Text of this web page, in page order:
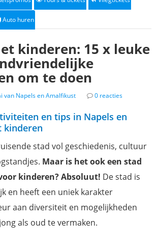
Auto huren
kinderen: 15 x leuke
om te doen
van Napels en Amalfikust 0 reacties
en tips in Napels en
kinderen
stad vol geschiedenis, cultuur
Maar is het ook een stad
kinderen? Absoluut! De stad is
en heeft een uniek karakter
aan diversiteit en mogelijkheden
als oud te vermaken.